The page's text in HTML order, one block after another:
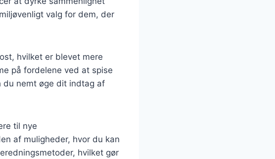
valg for dem, der
hvilket er blevet mere
på fordelene ved at spise
du nemt øge dit indtag af
til nye
af muligheder, hvor du kan
hvilket gør